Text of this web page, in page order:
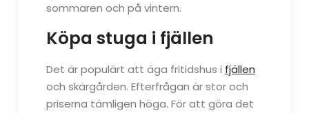
sommaren och på vintern.
Köpa stuga i fjällen
Det är populärt att äga fritidshus i fjällen
och skärgården. Efterfrågan är stor och
priserna tämligen höga. För att göra det